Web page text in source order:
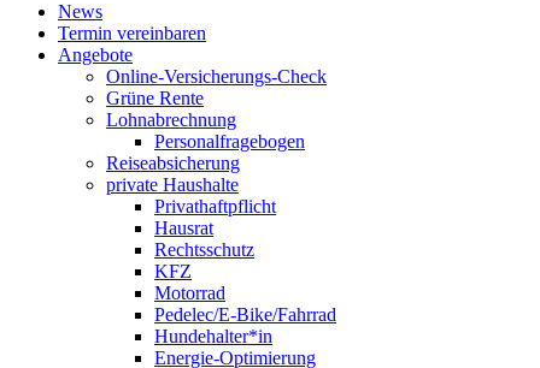
News
Termin vereinbaren
Angebote
Online-Versicherungs-Check
Grüne Rente
Lohnabrechnung
Personalfragebogen
Reiseabsicherung
private Haushalte
Privathaftpflicht
Hausrat
Rechtsschutz
KFZ
Motorrad
Pedelec/E-Bike/Fahrrad
Hundehalter*in
Energie-Optimierung